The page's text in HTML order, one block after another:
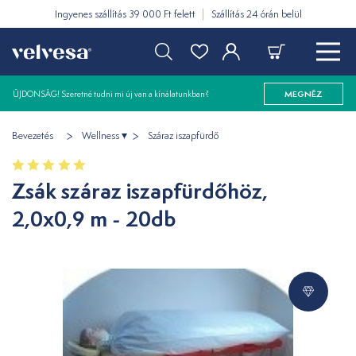
Ingyenes szállítás 39 000 Ft felett Szállítás 24 órán belül
ÚJDONSÁG! Szeretné tudni mi új van a kínálatunkban? MEGNÉZ
Bevezetés Wellness Száraz iszapfürdő
Zsák száraz iszapfürdőhöz,
2,0x0,9 m - 20db